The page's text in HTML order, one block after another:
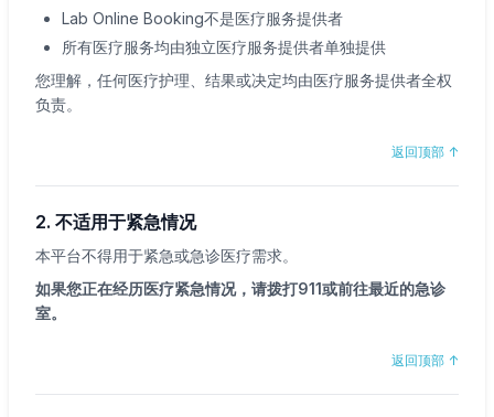
Lab Online Booking不是医疗服务提供者
所有医疗服务均由独立医疗服务提供者单独提供
您理解，任何医疗护理、结果或决定均由医疗服务提供者全权
负责。
返回顶部 ↑
2. 不适用于紧急情况
本平台不得用于紧急或急诊医疗需求。
如果您正在经历医疗紧急情况，请拨打911或前往最近的急诊
室。
返回顶部 ↑